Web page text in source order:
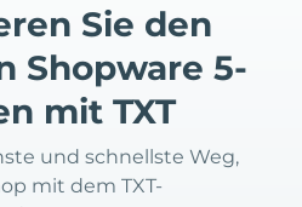
Sie den
Shopware 5-
mit TXT
und schnellste Weg,
mit dem TXT-